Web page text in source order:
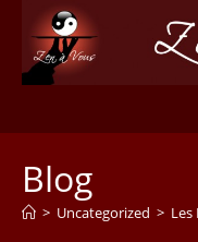
content
Blog
> Uncategorized > Les